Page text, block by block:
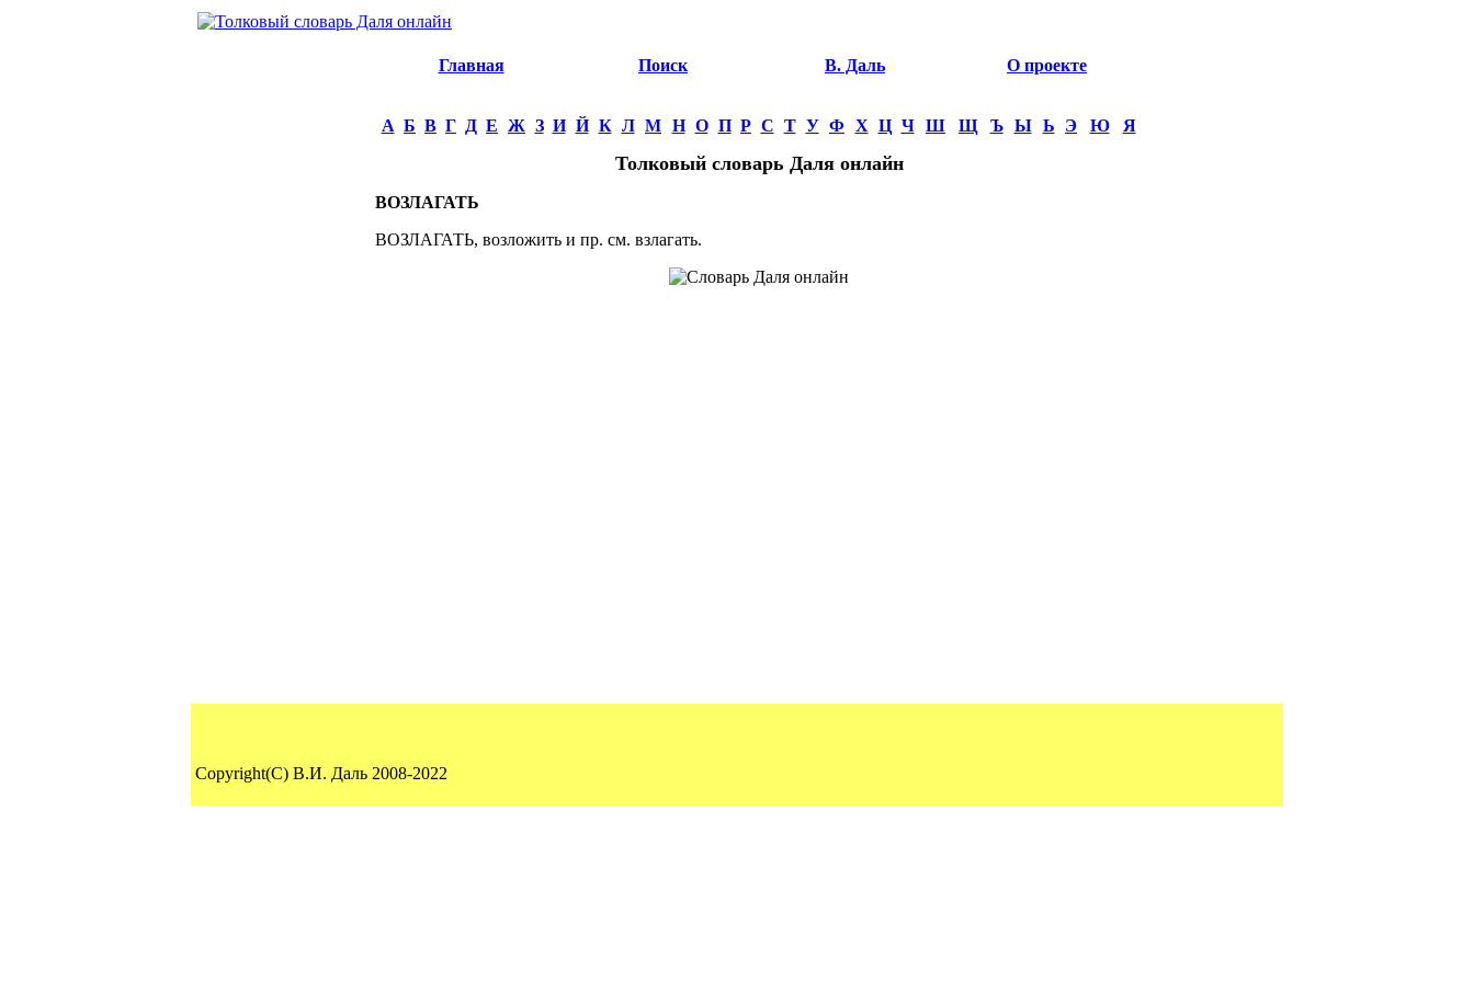
Главная Поиск В. Даль О проекте
А Б В Г Д Е Ж З И Й К Л М Н О П Р С Т У Ф Х Ц Ч Ш Щ Ъ Ы Ь Э Ю Я
Толковый словарь Даля онлайн
ВОЗЛАГАТЬ
ВОЗЛАГАТЬ, возложить и пр. см. взлагать.
Copyright(C) В.И. Даль 2008-2022